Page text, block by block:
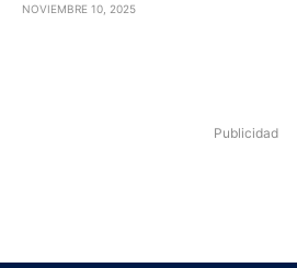
NOVIEMBRE 10, 2025
Publicidad